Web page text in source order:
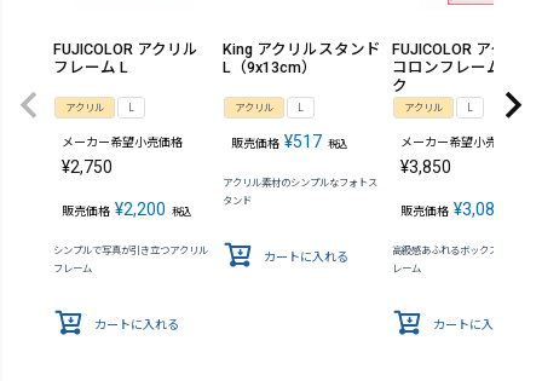
FUJICOLOR アクリル
フレーム L
アクリル
メーカー希望小売価格
¥2,750
販売価格 ¥2,200 税込
シンプルで写真が引き立つアクリル
フレーム
カートに入れる
King アクリルスタンド
L（9x13cm）
アクリル
販売価格 ¥517 税込
アクリル素材のシンプルなフォトス
タンド
カートに入れる
FUJICOLOR アクリル
コロンフレーム L ピ
ク
アクリル
メーカー希望小売価格
¥3,850
販売価格 ¥3,080
高級感あふれるボックス型フォト
レーム
カートに入れる